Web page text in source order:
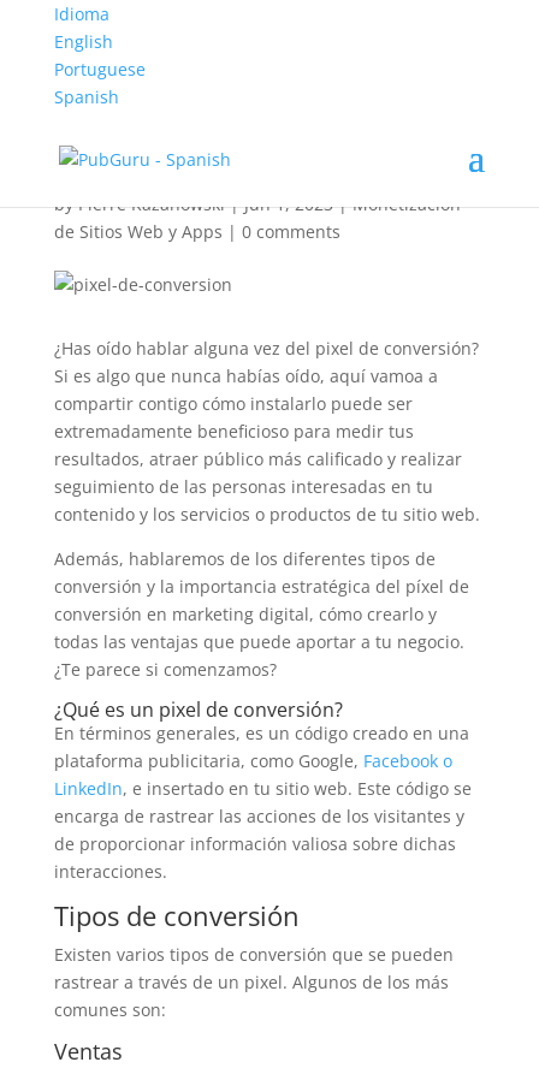
Idioma
English
Portuguese
Spanish
Pixel de conversión: ¿Qué
es, qué tipos hay y cómo
te ayuda?
byPierre Kazanowski|Jun 1, 2023|Monetización
de Sitios Web y Apps | 0 comments
¿Has oído hablar alguna vez del pixel de conversión?
Si es algo que nunca habías oído, aquí vamoa a
compartir contigo cómo instalarlo puede ser
extremadamente beneficioso para medir tus
resultados, atraer público más calificado y realizar
seguimiento de las personas interesadas en tu
contenido y los servicios o productos de tu sitio web.
Además, hablaremos de los diferentes tipos de
conversión y la importancia estratégica del píxel de
conversión en marketing digital, cómo crearlo y
todas las ventajas que puede aportar a tu negocio.
¿Te parece si comenzamos?
¿Qué es un pixel de conversión?
En términos generales, es un código creado en una
plataforma publicitaria, como Google, Facebook o
LinkedIn, e insertado en tu sitio web. Este código se
encarga de rastrear las acciones de los visitantes y
de proporcionar información valiosa sobre dichas
interacciones.
Tipos de conversión
Existen varios tipos de conversión que se pueden
rastrear a través de un pixel. Algunos de los más
comunes son:
Ventas